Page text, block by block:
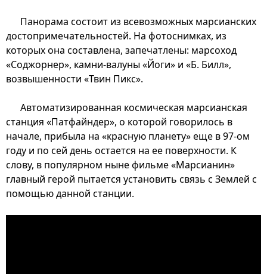
Панорама состоит из всевозможных марсианских
достопримечательностей. На фотоснимках, из
которых она составлена, запечатлены: марсоход
«Соджорнер», камни-валуны «Йоги» и «Б. Билл»,
возвышенности «Твин Пикс».
Автоматизированная космическая марсианская
станция «Патфайндер», о которой говорилось в
начале, прибыла на «красную планету» еще в 97-ом
году и по сей день остается на ее поверхности. К
слову, в популярном ныне фильме «Марсианин»
главный герой пытается установить связь с Землей с
помощью данной станции.